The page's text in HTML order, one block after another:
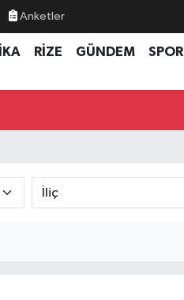
Anketler
RİZE GÜNDEM SPOR